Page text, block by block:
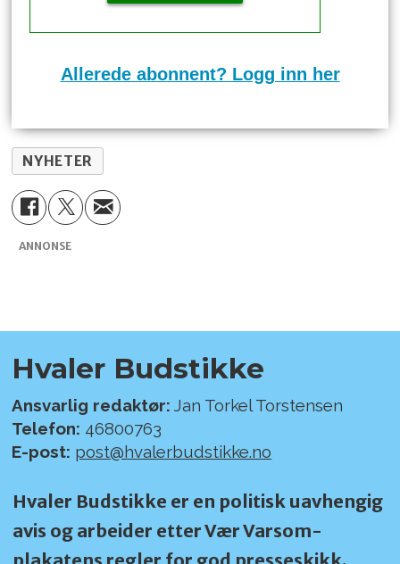
Allerede abonnent? Logg inn her
NYHETER
ANNONSE
Hvaler Budstikke
Ansvarlig redaktør: Jan Torkel Torstensen
Telefon: 46800763
E-post: post@hvalerbudstikke.no
Hvaler Budstikke er en politisk uavhengig
avis og arbeider etter Vær Varsom-